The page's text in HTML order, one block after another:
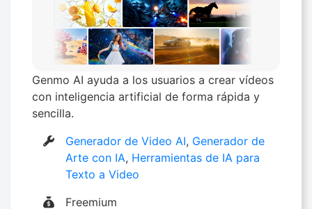
Genmo AI ayuda a los usuarios a crear vídeos
con inteligencia artificial de forma rápida y
sencilla.
Generador de Video AI, Generador de
Arte con IA, Herramientas de IA para
Texto a Video
Freemium